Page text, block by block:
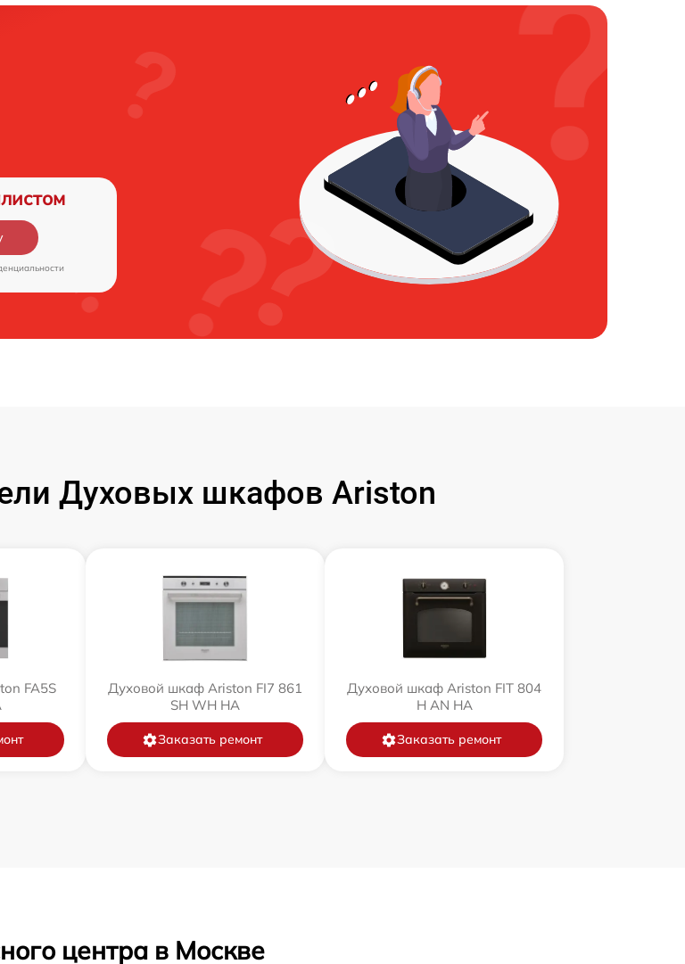
Духовых шкафов Ariston
FA5S
Духовой шкаф Ariston FI7 861
SH WH HA
Заказать ремонт
Духовой шкаф Ariston FIT 804
H AN HA
Заказать ремонт
центра в Москве